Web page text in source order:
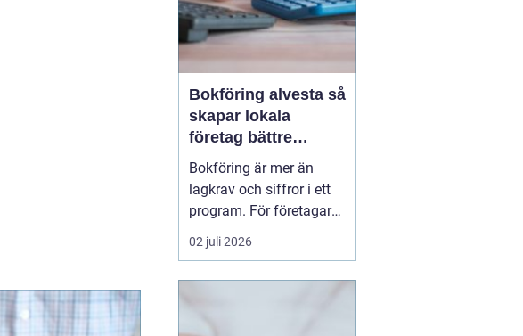
Bokföring alvesta så
skapar lokala
företag bättre
kontroll och
tryggare ekonomi
Bokföring är mer än
lagkrav och siffror i ett
program. För företagare i
Alvesta handlar det om
vardaglig trygghet, bättre
02 juli 2026